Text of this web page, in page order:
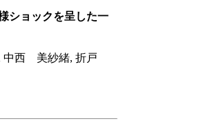
ショックを呈した一
西 美紗緒, 折戸